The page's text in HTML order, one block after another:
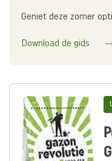
Geniet deze zomer
Download de gids